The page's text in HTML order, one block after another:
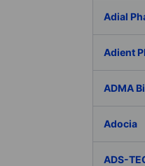
Adial
Adient
ADMA
Adocia
ADS-